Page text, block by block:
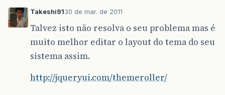
Takeshi9130 de mar. de 2011
Talvez isto não resolva o seu problema mas é
muito melhor editar o layout do tema do seu
sistema assim.
http://jqueryui.com/themeroller/